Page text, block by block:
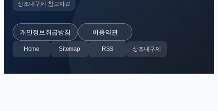
상조내구제 참고자료
개인정보취급방침 이용약관
Home Sitemap RSS 상조내구제